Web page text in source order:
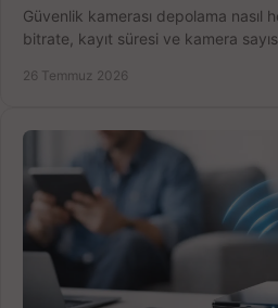
Güvenlik kamerası depolama nasıl
bitrate, kayıt süresi ve kamera
26 Temmuz 2026